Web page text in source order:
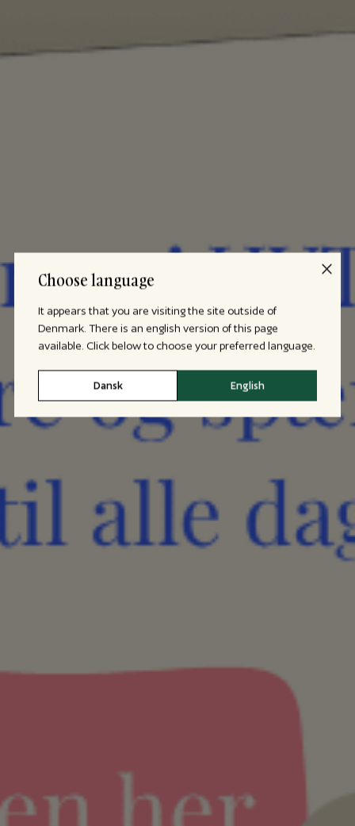
Choose language
It appears that you are visiting the site outside of
Denmark. There is an english version of this page
available. Click below to choose your preferred language.
Dansk English